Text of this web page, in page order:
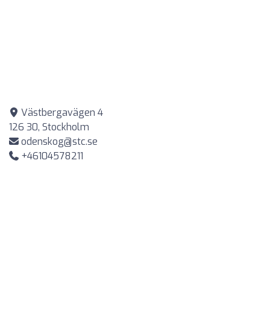
Västbergavägen 4
126 30, Stockholm
odenskog@stc.se
+46104578211